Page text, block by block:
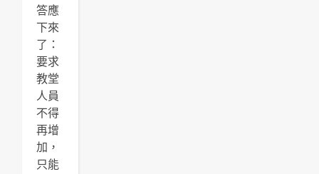
答應
下來
了：
要求
教堂
人員
不得
再增
加，
只能